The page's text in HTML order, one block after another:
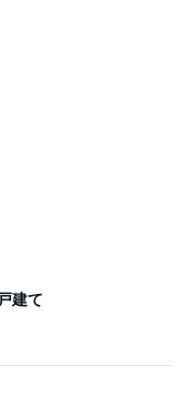
建て